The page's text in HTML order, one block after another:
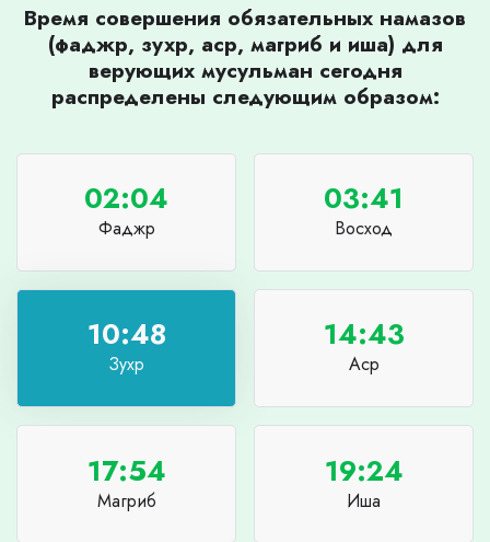
Время совершения обязательных намазов
(фаджр, зухр, аср, магриб и иша) для
верующих мусульман сегодня
распределены следующим образом:
02:04
Фаджр
03:41
Восход
10:48
Зухр
14:43
Аср
17:54
Магриб
19:24
Иша